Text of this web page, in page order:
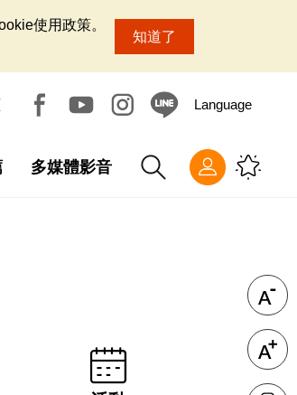
使用政策。
知道了
Language
多媒體影音